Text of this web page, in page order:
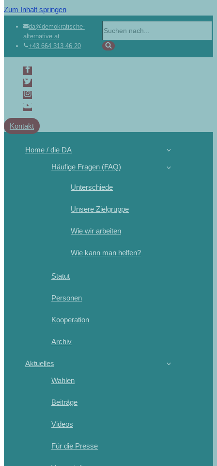
Zum Inhalt springen
da@demokratische-
alternative.at
+43 664 313 46 20
Kontakt
Home / die DA
Häufige Fragen (FAQ)
Unterschiede
Unsere Zielgruppe
Wie wir arbeiten
Wie kann man helfen?
Statut
Personen
Kooperation
Archiv
Aktuelles
Wahlen
Beiträge
Videos
Für die Presse